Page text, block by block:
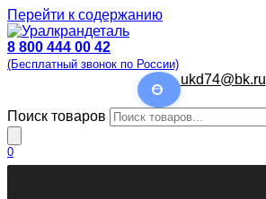
Перейти к содержанию
8 800 444 00 42
(Бесплатный звонок по России)
ukd74@bk.ru
Поиск товаров
0